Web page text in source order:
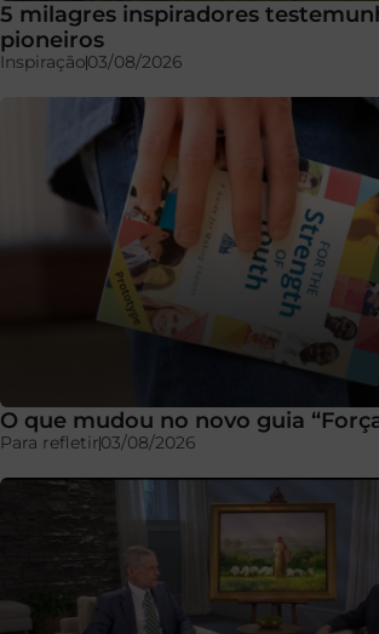
5 milagres inspiradores
pioneiros
Inspiração03/08/2026
O que mudou no novo guia
Para refletir03/08/2026